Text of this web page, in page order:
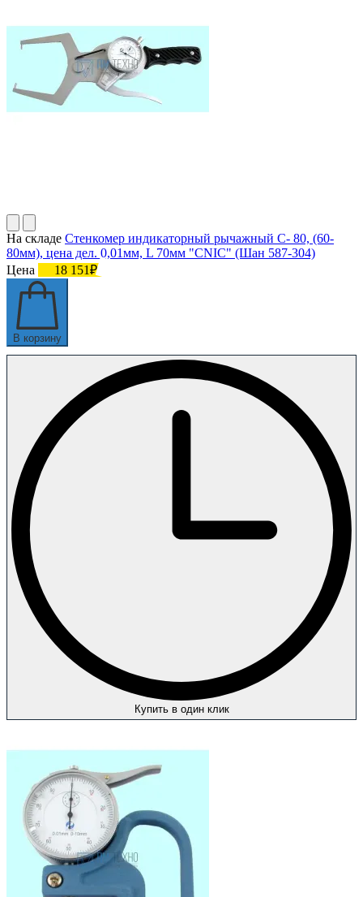
На складе Стенкомер индикаторный рычажный С- 80, (60-
80мм), цена дел. 0,01мм, L 70мм "CNIC" (Шан 587-304)
Цена
18 151₽
В корзину
Купить в один клик